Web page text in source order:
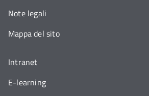
Note legali
Mappa del sito
Intranet
E-learning